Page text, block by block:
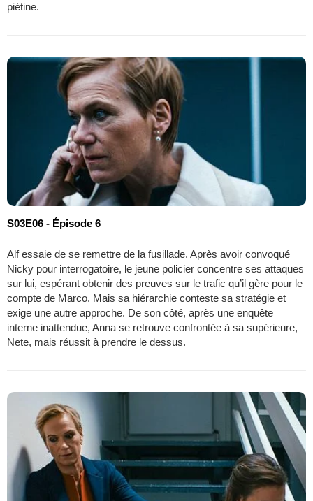
piétine.
S03E06 - Épisode 6
Alf essaie de se remettre de la fusillade. Après avoir convoqué
Nicky pour interrogatoire, le jeune policier concentre ses attaques
sur lui, espérant obtenir des preuves sur le trafic qu’il gère pour le
compte de Marco. Mais sa hiérarchie conteste sa stratégie et
exige une autre approche. De son côté, après une enquête
interne inattendue, Anna se retrouve confrontée à sa supérieure,
Nete, mais réussit à prendre le dessus.